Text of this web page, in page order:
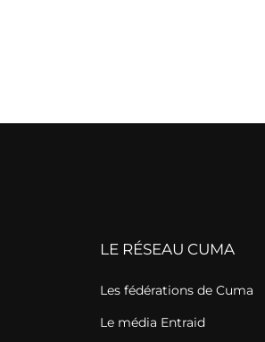
LE RÉSEAU CUMA
Les fédérations de Cuma
Le média Entraid